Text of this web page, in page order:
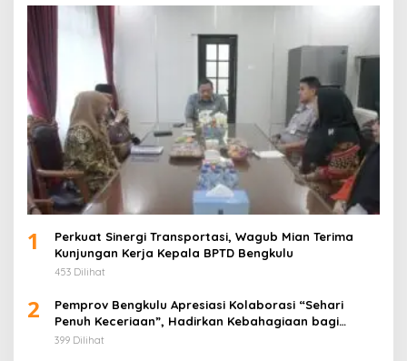
1
Perkuat Sinergi Transportasi, Wagub Mian Terima
Kunjungan Kerja Kepala BPTD Bengkulu
453 Dilihat
2
Pemprov Bengkulu Apresiasi Kolaborasi “Sehari
Penuh Keceriaan”, Hadirkan Kebahagiaan bagi
Puluhan Anak Panti Asuhan
399 Dilihat